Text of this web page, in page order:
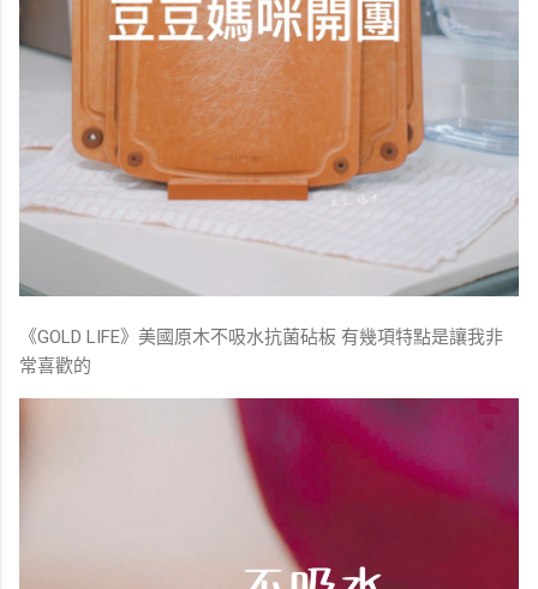
《GOLD LIFE》美國原木不吸水抗菌砧板 有幾項特點是讓我非
常喜歡的